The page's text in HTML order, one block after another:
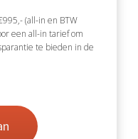
(all-in en BTW
een all-in tarief om
te bieden in de